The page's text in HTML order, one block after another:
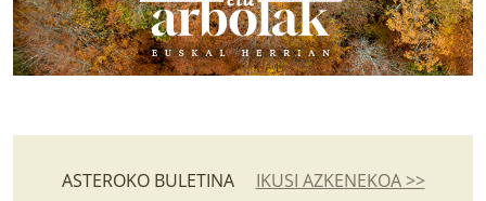
ASTEROKO BULETINA IKUSI AZKENEKOA >>